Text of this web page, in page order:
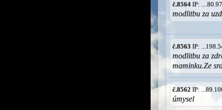
č.8564 IP:
modlitbu za
č.8563 IP:
modlitbu za
maminku.Ze
č.8562IP:
úmysel